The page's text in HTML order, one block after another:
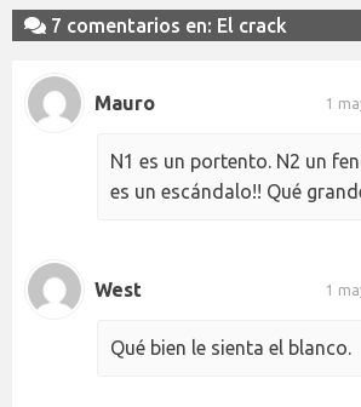
7 comentarios en: El crack
Mauro 1
N1 es un portento. N2 un
es un escándalo!! Qué
West 1
Qué bien le sienta el blanco.